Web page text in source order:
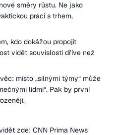
směry růstu. Ne jako
práci s trhem,
kdo dokážou propojit
vidět souvislosti dříve než
místo „silnými týmy“ může
lidmi“. Pak by první
zde: CNN Prima News